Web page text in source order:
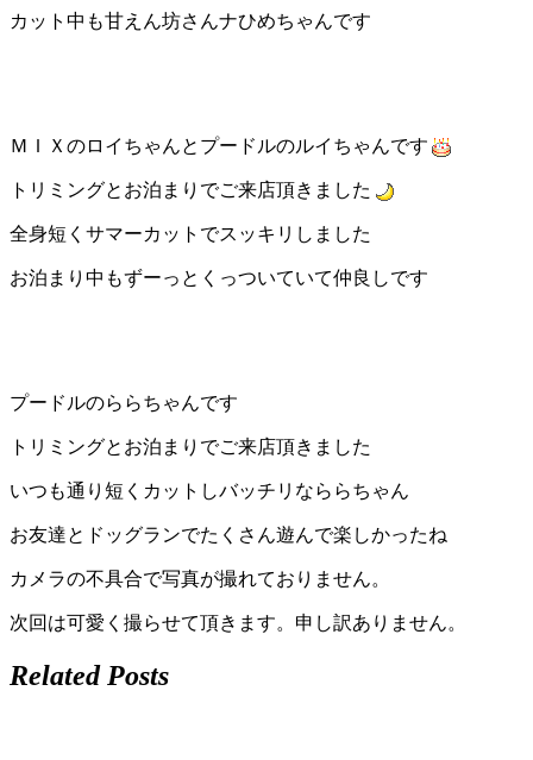
カット中も甘えん坊さんナひめちゃんです
ＭＩＸのロイちゃんとプードルのルイちゃんです
トリミングとお泊まりでご来店頂きました
全身短くサマーカットでスッキリしました
お泊まり中もずーっとくっついていて仲良しです
プードルのららちゃんです
トリミングとお泊まりでご来店頂きました
いつも通り短くカットしバッチリなららちゃん
お友達とドッグランでたくさん遊んで楽しかったね
カメラの不具合で写真が撮れておりません。
次回は可愛く撮らせて頂きます。申し訳ありません。
Related Posts